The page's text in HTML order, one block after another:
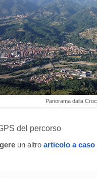
Panorama dalla
del percorso
un altro articolo a caso